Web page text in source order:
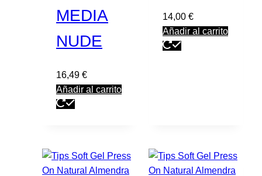
MEDIA
NUDE
16,49 €
Añadir al carrito
14,00 €
Añadir al carrito